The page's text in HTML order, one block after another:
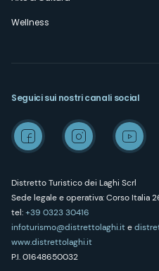
Wellness
Distretto Turistico dei Laghi Scrl
Sede legale e operativa: Corso Italia
tel:+39 0323 30416
infoturismo@distrettolaghi.ite
www.distrettolaghi.it
P.I. 01648650032
Seguici sui nostri canali social